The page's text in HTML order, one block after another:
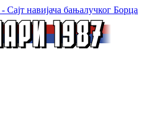
навијача бањалучког Борца